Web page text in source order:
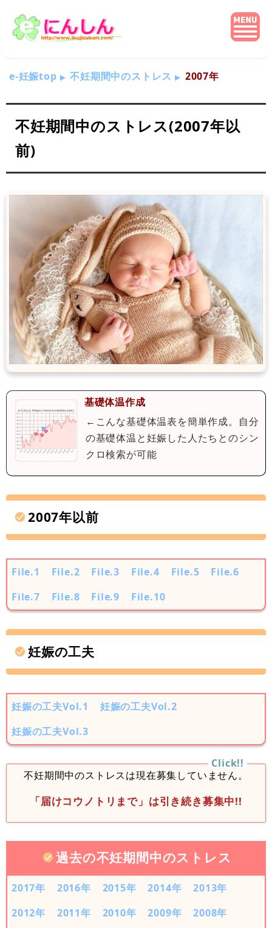
e-妊娠top 不妊期間中のストレス 2007年
不妊期間中のストレス(2007年以
前)
基礎体温作成
←こんな基礎体温表を簡単作成。自分
の基礎体温と妊娠した人たちとのシン
クロ検索が可能
2007年以前
File.1 File.2 File.3 File.4 File.5
File.6
File.7
File.8 File.9 File.10
妊娠の工夫
妊娠の工夫Vol.1
妊娠の工夫Vol.2
妊娠の工夫Vol.3
不妊期間中のストレスは現在募集していません。
「届けコウノトリまで」は引き続き募集中!!
過去の不妊期間中のストレス
2017年 2016年 2015年 2014年
2013年
2012年
2011年 2010年 2009年
2008年